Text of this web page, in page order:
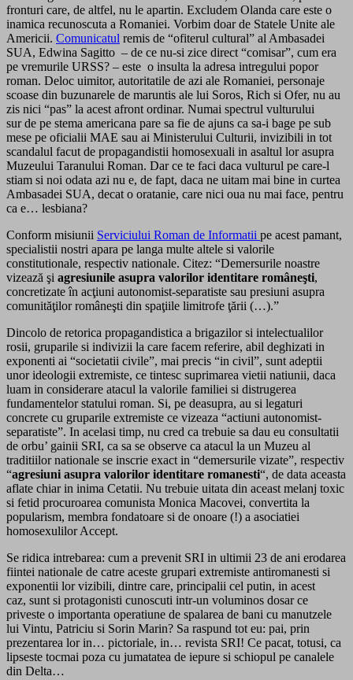
fronturi care, de altfel, nu le apartin. Excludem Olanda care este o
inamica recunoscuta a Romaniei. Vorbim doar de Statele Unite ale
Americii. Comunicatul remis de “ofiterul cultural” al Ambasadei
SUA, Edwina Sagitto – de ce nu-si zice direct “comisar”, cum era
pe vremurile URSS? – este o insulta la adresa intregului popor
roman. Deloc uimitor, autoritatile de azi ale Romaniei, personaje
scoase din buzunarele de maruntis ale lui Soros, Rich si Ofer, nu au
zis nici “pas” la acest afront ordinar. Numai spectrul vulturului
sur de pe stema americana pare sa fie de ajuns ca sa-i bage pe sub
mese pe oficialii MAE sau ai Ministerului Culturii, invizibili in tot
scandalul facut de propagandistii homosexuali in asaltul lor asupra
Muzeului Taranului Roman. Dar ce te faci daca vulturul pe care-l
stiam si noi odata azi nu e, de fapt, daca ne uitam mai bine in curtea
Ambasadei SUA, decat o oratanie, care nici oua nu mai face, pentru
ca e… lesbiana?
Conform misiunii Serviciului Roman de Informatii pe acest pamant,
specialistii nostri apara pe langa multe altele si valorile
constitutionale, respectiv nationale. Citez: “Demersurile noastre
vizează şi agresiunile asupra valorilor identitare româneşti,
concretizate în acţiuni autonomist-separatiste sau presiuni asupra
comunităţilor româneşti din spaţiile limitrofe ţării (…).”
Dincolo de retorica propagandistica a brigazilor si intelectualilor
rosii, gruparile si indivizii la care facem referire, abil deghizati in
exponenti ai “societatii civile”, mai precis “in civil”, sunt adeptii
unor ideologii extremiste, ce tintesc suprimarea vietii natiunii, daca
luam in considerare atacul la valorile familiei si distrugerea
fundamentelor statului roman. Si, pe deasupra, au si legaturi
concrete cu gruparile extremiste ce vizeaza “actiuni autonomist-
separatiste”. In acelasi timp, nu cred ca trebuie sa dau eu consultatii
de orbu’ gainii SRI, ca sa se observe ca atacul la un Muzeu al
traditiilor nationale se inscrie exact in “demersurile vizate”, respectiv
“agresiuni asupra valorilor identitare romanesti“, de data aceasta
aflate chiar in inima Cetatii. Nu trebuie uitata din aceast melanj toxic
si fetid procuroarea comunista Monica Macovei, convertita la
popularism, membra fondatoare si de onoare (!) a asociatiei
homosexulilor Accept.
Se ridica intrebarea: cum a prevenit SRI in ultimii 23 de ani erodarea
fiintei nationale de catre aceste grupari extremiste antiromanesti si
exponentii lor vizibili, dintre care, principalii cel putin, in acest
caz, sunt si protagonisti cunoscuti intr-un voluminos dosar ce
priveste o importanta operatiune de spalarea de bani cu manutzele
lui Vintu, Patriciu si Sorin Marin? Sa raspund tot eu: pai, prin
prezentarea lor in… pictoriale, in… revista SRI! Ce pacat, totusi, ca
lipseste tocmai poza cu jumatatea de iepure si schiopul pe canalele
din Delta…